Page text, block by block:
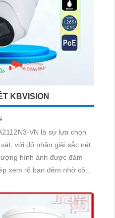
KBVISION
VN là sự lựa chọn
với độ phân giải sắc nét
xem rõ ban đêm nhờ công